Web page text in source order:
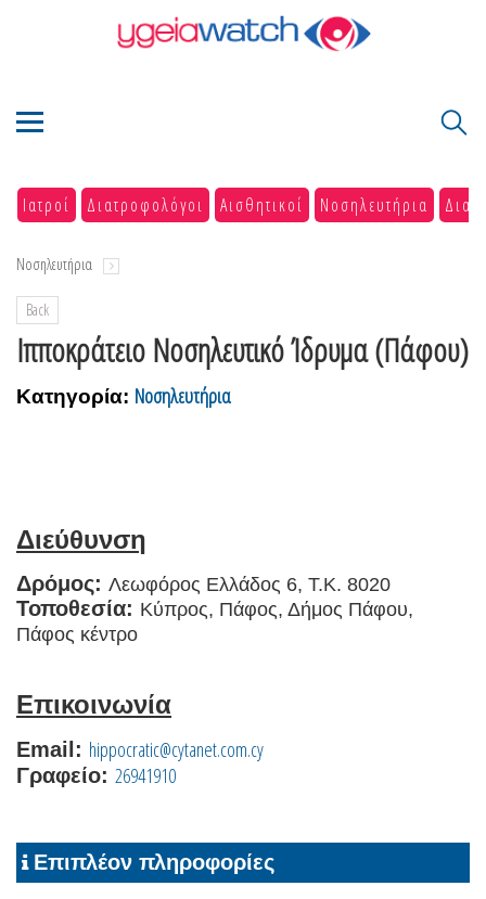
Ιατροί Διατροφολόγοι Αισθητικοί Νοσηλευτήρια
Νοσηλευτήρια
Back
Ιπποκράτειο Νοσηλευτικό Ίδρυμα (Πάφου)
Κατηγορία: Νοσηλευτήρια
Διεύθυνση
Δρόμος: Λεωφόρος Ελλάδος 6, Τ.Κ. 8020
Τοποθεσία: Κύπρος, Πάφος, Δήμος Πάφου,
Πάφος κέντρο
Επικοινωνία
Email: hippocratic@cytanet.com.cy
Γραφείο: 26941910
Επιπλέον πληροφορίες